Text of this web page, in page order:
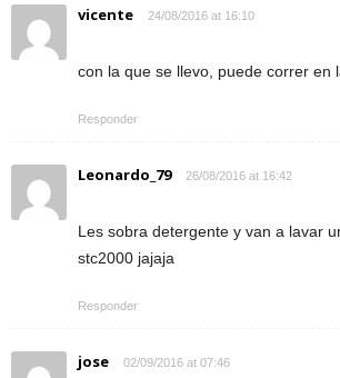
vicente 24/08/2016 at 16:10
con la que se llevo, puede correr en
Responder
Leonardo_79 26/08/2016 at 16:42
Les sobra detergente y van a lavar
stc2000 jajaja
Responder
jose 02/09/2016 at 07:46